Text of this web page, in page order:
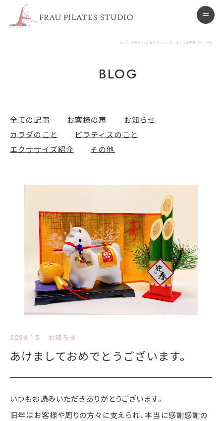
BLOG-浦安市 Frauピラティススタジオ | 女性専用 パーソナル
BLOG
全ての記事 お客様の声
お知らせ
カラダのこと
ピラティスのこと
エクササイズ紹介
その他
2026.1.5 お知らせ
あけましておめでとうございます。
いつもお読みいただきありがとうございます。
旧年はお客様や周りの方々に支えられ、本当に感謝感謝の